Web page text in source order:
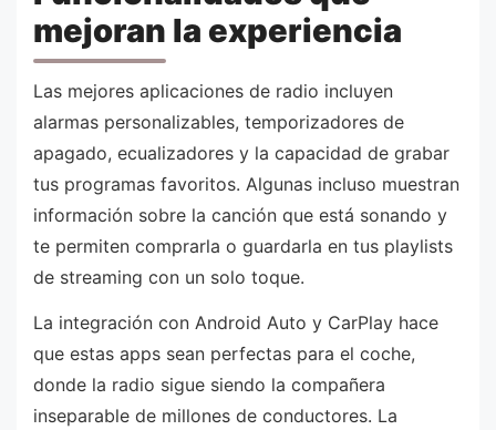
mejoran la experiencia
Las mejores aplicaciones de radio incluyen
alarmas personalizables, temporizadores de
apagado, ecualizadores y la capacidad de grabar
tus programas favoritos. Algunas incluso muestran
información sobre la canción que está sonando y
te permiten comprarla o guardarla en tus playlists
de streaming con un solo toque.
La integración con Android Auto y CarPlay hace
que estas apps sean perfectas para el coche,
donde la radio sigue siendo la compañera
inseparable de millones de conductores. La